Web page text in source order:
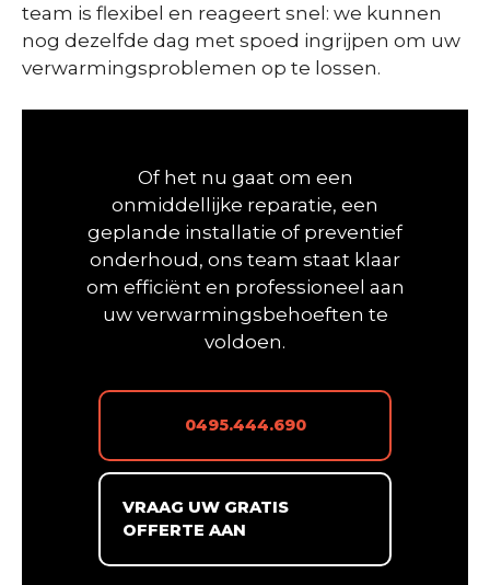
team is flexibel en reageert snel: we kunnen
nog dezelfde dag met spoed ingrijpen om uw
verwarmingsproblemen op te lossen.
Of het nu gaat om een
onmiddellijke reparatie, een
geplande installatie of preventief
onderhoud, ons team staat klaar
om efficiënt en professioneel aan
uw verwarmingsbehoeften te
voldoen.
0495.444.690
VRAAG UW GRATIS
OFFERTE AAN